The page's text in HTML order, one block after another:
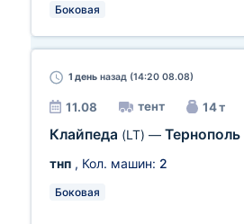
Боковая
1 день назад (14:20 08.08)
11.08 тент 14 т
Клайпеда (LT) — Тернополь
тнп , Кол. машин: 2
Боковая